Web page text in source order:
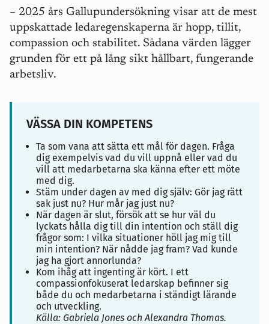
– 2025 års Gallupundersökning visar att de mest
uppskattade ledaregenskaperna är hopp, tillit,
compassion och stabilitet. Sådana värden lägger
grunden för ett på lång sikt hållbart, fungerande
arbetsliv.
VÄSSA DIN KOMPETENS
Ta som vana att sätta ett mål för dagen. Fråga
dig exempelvis vad du vill uppnå eller vad du
vill att medarbetarna ska känna efter ett möte
med dig.
Stäm under dagen av med dig själv: Gör jag rätt
sak just nu? Hur mår jag just nu?
När dagen är slut, försök att se hur väl du
lyckats hålla dig till din intention och ställ dig
frågor som: I vilka situationer höll jag mig till
min intention? När nådde jag fram? Vad kunde
jag ha gjort annorlunda?
Kom ihåg att ingenting är kört. I ett
compassionfokuserat ledarskap befinner sig
både du och medarbetarna i ständigt lärande
och utveckling.
Källa: Gabriela Jones och Alexandra Thomas.